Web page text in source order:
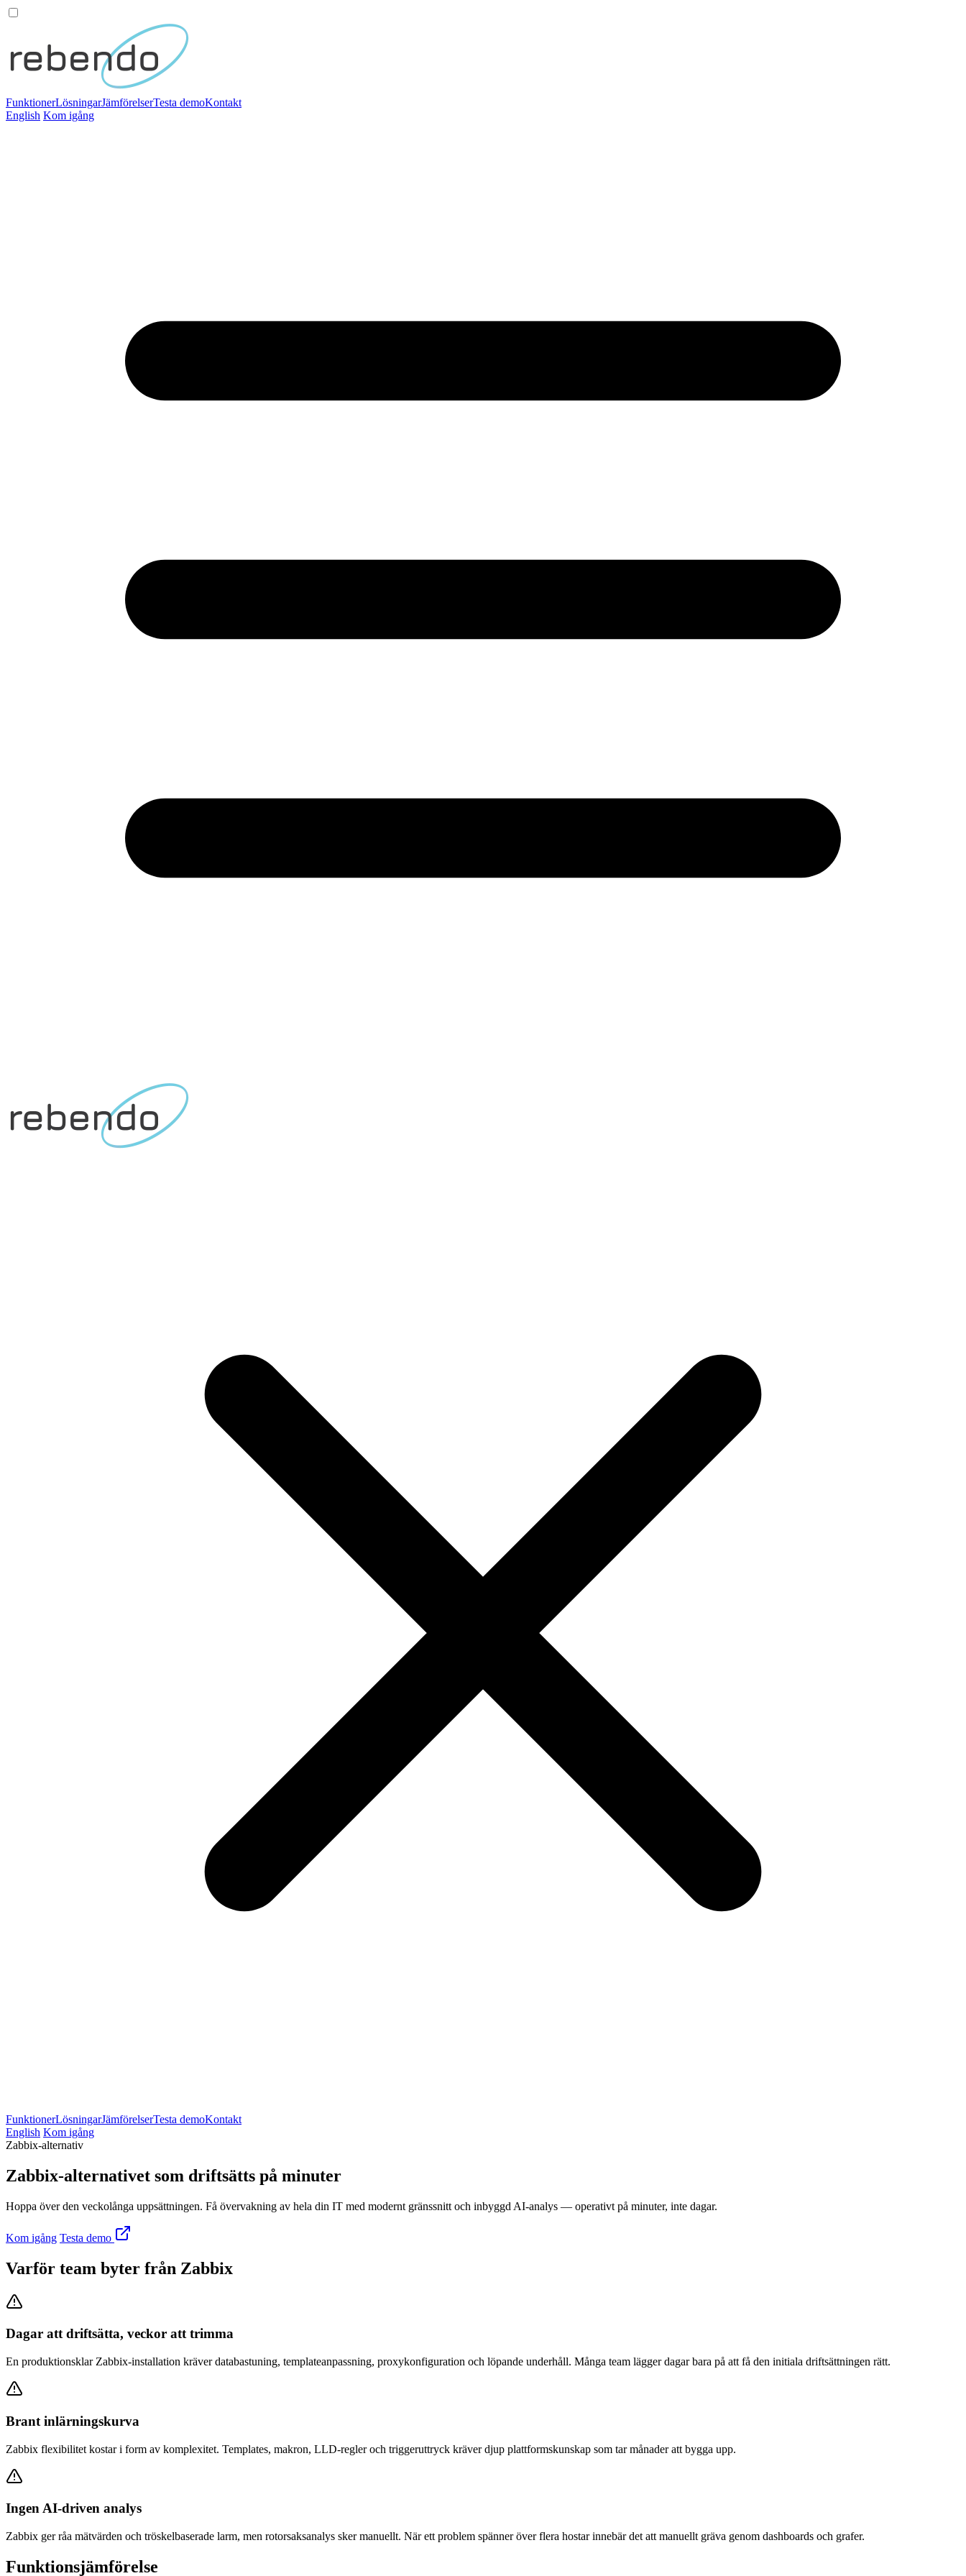
FunktionerLösningarJämförelserTesta demoKontakt
English Kom igång
FunktionerLösningarJämförelserTesta demoKontakt
English Kom igång
Zabbix-alternativ
Zabbix-alternativet som driftsätts på minuter
Hoppa över den veckolånga uppsättningen. Få övervakning av hela din IT med modernt gränssnitt och inbyggd AI-analys — operativt på minuter, inte dagar.
Kom igång Testa demo
Varför team byter från Zabbix
Dagar att driftsätta, veckor att trimma
En produktionsklar Zabbix-installation kräver databastuning, templateanpassning, proxykonfiguration och löpande underhåll. Många team lägger dagar bara på att få den initiala driftsättningen rätt.
Brant inlärningskurva
Zabbix flexibilitet kostar i form av komplexitet. Templates, makron, LLD-regler och triggeruttryck kräver djup plattformskunskap som tar månader att bygga upp.
Ingen AI-driven analys
Zabbix ger råa mätvärden och tröskelbaserade larm, men rotorsaksanalys sker manuellt. När ett problem spänner över flera hostar innebär det att manuellt gräva genom dashboards och grafer.
Funktionsjämförelse